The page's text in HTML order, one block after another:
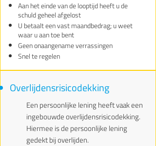
Aan het einde van de looptijd heeft u de
schuld geheel afgelost
U betaalt een vast maandbedrag; u weet
waar u aan toe bent
Geen onaangename verrassingen
Snel te regelen
Overlijdensrisicodekking
Een persoonlijke lening heeft vaak een
ingebouwde overlijdensrisicodekking.
Hiermee is de persoonlijke lening
gedekt bij overlijden.